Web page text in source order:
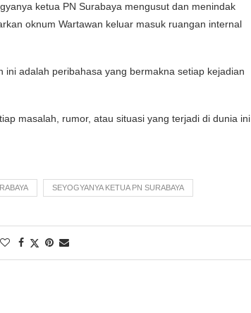
ketua PN Surabaya mengusut dan menindak
oknum Wartawan keluar masuk ruangan internal
adalah peribahasa yang bermakna setiap kejadian
masalah, rumor, atau situasi yang terjadi di dunia ini
SEYOGYANYA KETUA PN SURABAYA